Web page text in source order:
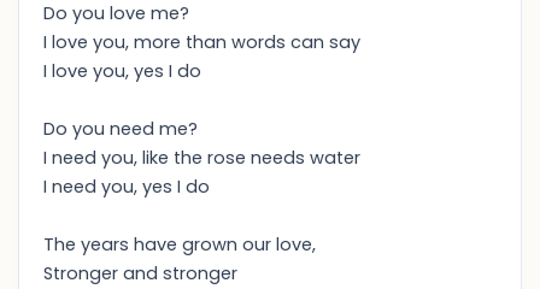
Do you love me?
I love you, more than words can say
I love you, yes I do
Do you need me?
I need you, like the rose needs water
I need you, yes I do
The years have grown our love,
Stronger and stronger